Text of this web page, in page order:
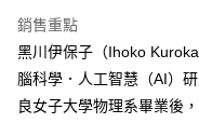
銷售重點
黑川伊保子（Ihoko
腦科學．人工智慧（AI）
良女子大學物理系畢業後